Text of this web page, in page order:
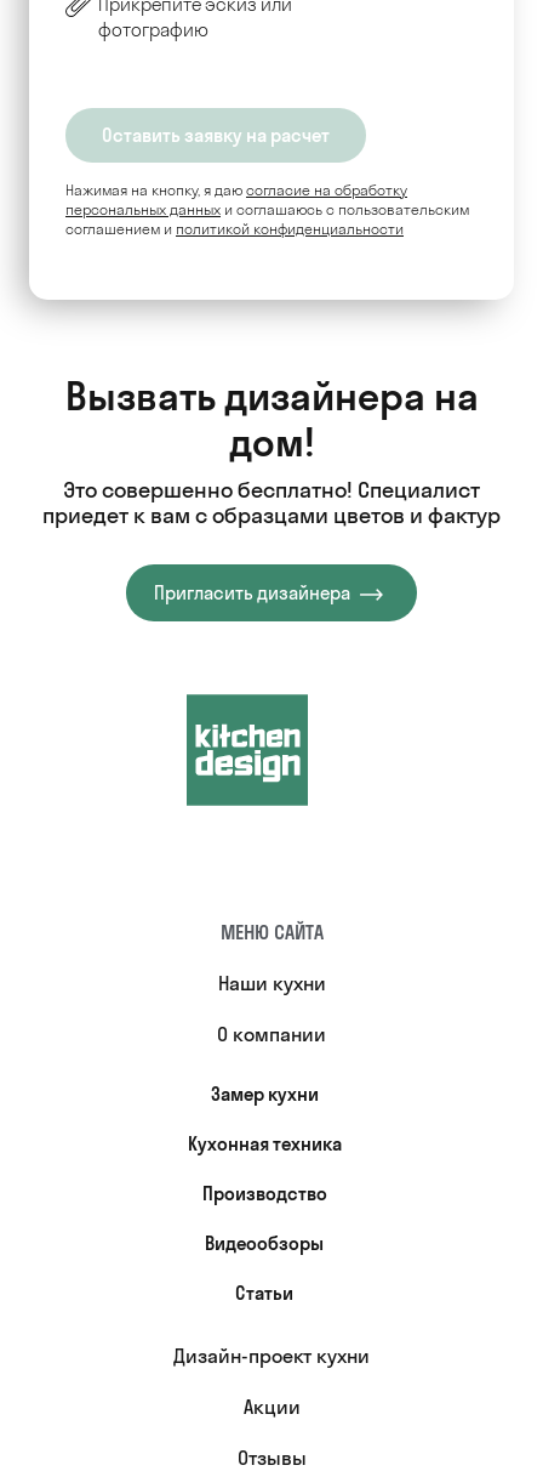
фотографию
Нажимая на кнопку, я даю согласие на обработку
персональных данных и соглашаюсь c пользовательским
соглашением и политикой конфиденциальности
Вызвать дизайнера на
дом!
Это совершенно бесплатно! Специалист
приедет к вам с образцами цветов и фактур
Пригласить дизайнера
МЕНЮ САЙТА
Наши кухни
О компании
Замер кухни
Кухонная техника
Производство
Видеообзоры
Статьи
Дизайн-проект кухни
Акции
Отзывы